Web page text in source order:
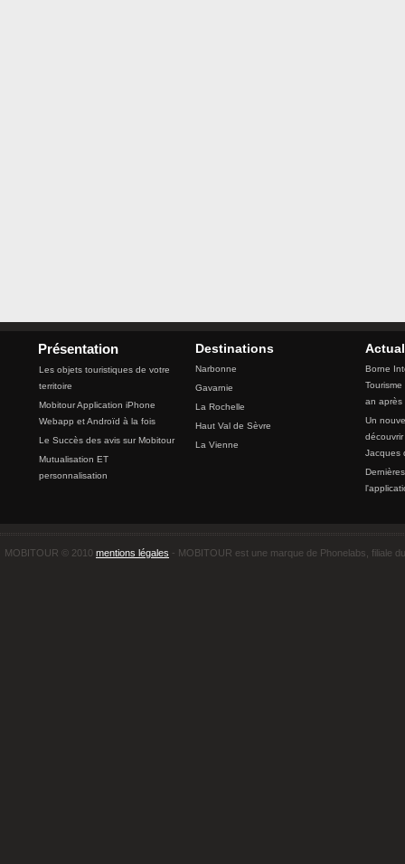
Présentation
Les objets touristiques de votre
territoire
Mobitour Application iPhone
Webapp et Androïd à la fois
Le Succès des avis sur Mobitour
Mutualisation ET
personnalisation
Destinations
Narbonne
Gavarnie
La Rochelle
Haut Val de Sèvre
La Vienne
Borne
an après
Un
Jacques
MOBITOUR © 2010 mentions légales - MOBITOUR est une marque de Phonelabs, filiale